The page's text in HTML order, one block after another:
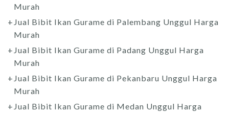
Murah
Jual Bibit Ikan Gurame di Palembang Unggul Harga
Murah
Jual Bibit Ikan Gurame di Padang Unggul Harga
Murah
Jual Bibit Ikan Gurame di Pekanbaru Unggul Harga
Murah
Jual Bibit Ikan Gurame di Medan Unggul Harga